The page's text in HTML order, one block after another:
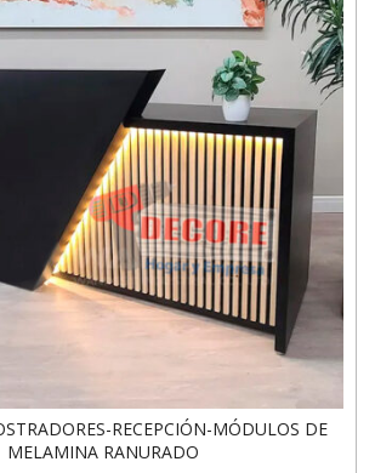
RECEPCIÓN-MÓDULOS DE
MELAMINA RANURADO